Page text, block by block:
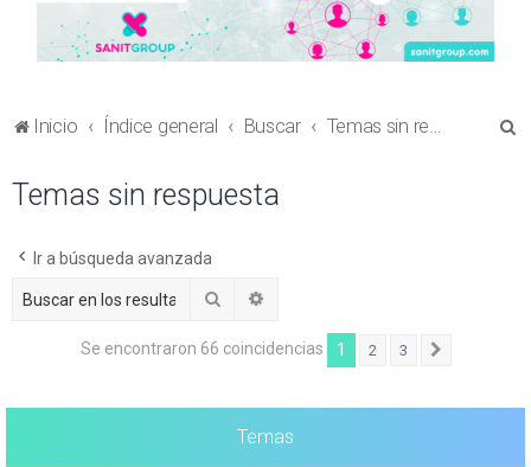
Inicio Índice general Buscar Temas sin respuesta
Temas sin respuesta
Ir a búsqueda avanzada
Buscar
Se encontraron 66 coincidencias 1 2 3
Temas